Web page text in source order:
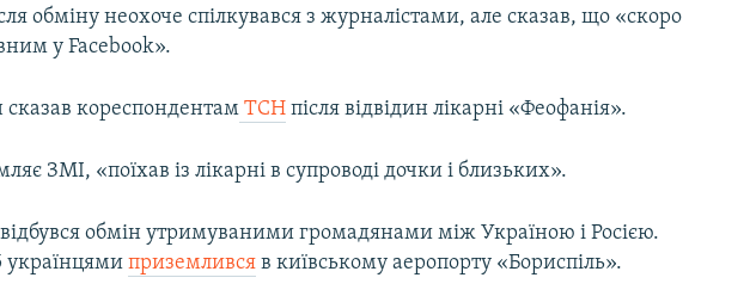
обміну неохоче спілкувався з журналістами, але сказав, що «скоро
у Facebook».
сказав кореспондентам ТСН після відвідин лікарні «Феофанія».
ЗМІ, «поїхав із лікарні в супроводі дочки і близьких».
обмін утримуваними громадянами між Україною і Росією.
українцямиприземлився в київському аеропорту «Бориспіль».